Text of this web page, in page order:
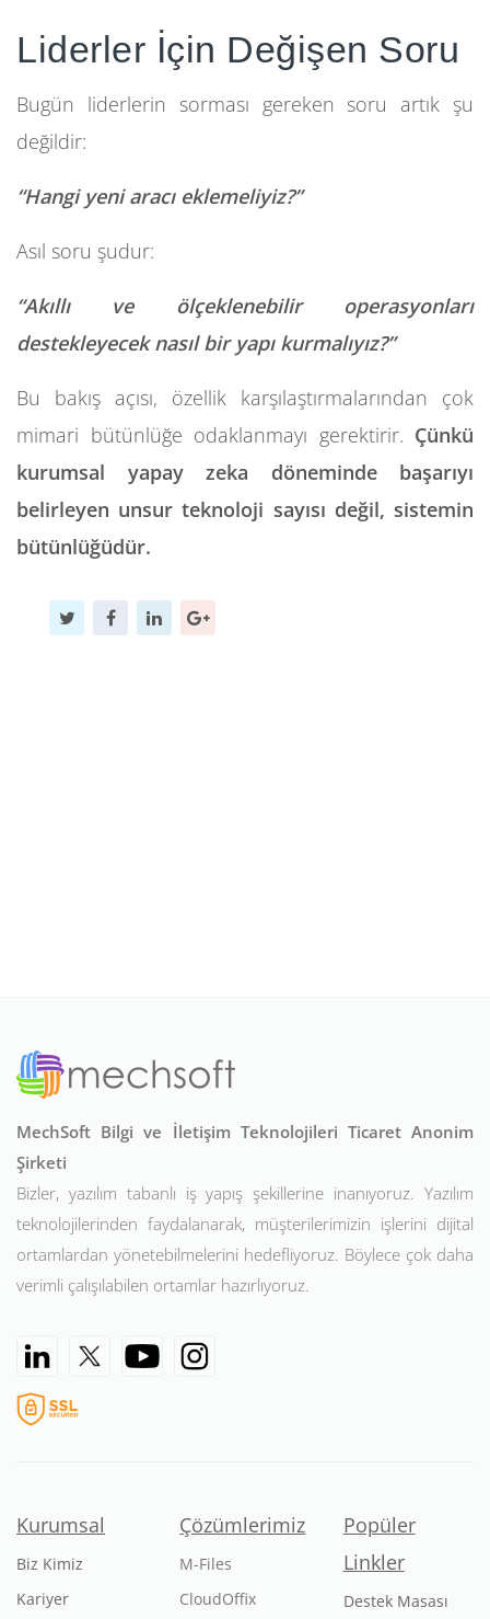
Liderler İçin Değişen Soru
Bugün liderlerin sorması gereken soru artık şu
değildir:
“Hangi yeni aracı eklemeliyiz?”
Asıl soru şudur:
“Akıllı ve ölçeklenebilir operasyonları
destekleyecek nasıl bir yapı kurmalıyız?”
Bu bakış açısı, özellik karşılaştırmalarından çok
mimari bütünlüğe odaklanmayı gerektirir. Çünkü
kurumsal yapay zeka döneminde başarıyı
belirleyen unsur teknoloji sayısı değil, sistemin
bütünlüğüdür.
MechSoft Bilgi ve İletişim Teknolojileri Ticaret Anonim
Şirketi
Bizler, yazılım tabanlı iş yapış şekillerine inanıyoruz. Yazılım
teknolojilerinden faydalanarak, müşterilerimizin işlerini dijital
ortamlardan yönetebilmelerini hedefliyoruz. Böylece çok daha
verimli çalışılabilen ortamlar hazırlıyoruz.
Kurumsal
Biz Kimiz
Kariyer
Çözümlerimiz
M-Files
CloudOffix
Popüler
Linkler
Destek Masası